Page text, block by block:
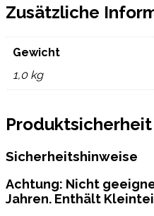
Zusätzliche
Gewicht
1,0 kg
Produktsicherheit
Sicherheitshinweise
Achtung: Nicht
Jahren. Enthält